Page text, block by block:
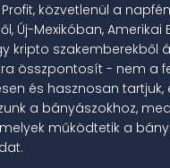
közvetlenül a
Új-Mexikóban, Amerikai
kripto szakemberekből
összpontosít - nem a
és hasznosan tartjuk,
a bányászokhoz,
működtetik a